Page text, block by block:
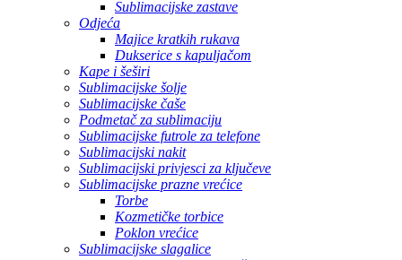
Sublimacijske zastave
Odjeća
Majice kratkih rukava
Dukserice s kapuljačom
Kape i šeširi
Sublimacijske šolje
Sublimacijske čaše
Podmetač za sublimaciju
Sublimacijske futrole za telefone
Sublimacijski nakit
Sublimacijski privjesci za ključeve
Sublimacijske prazne vrećice
Torbe
Kozmetičke torbice
Poklon vrećice
Sublimacijske slagalice